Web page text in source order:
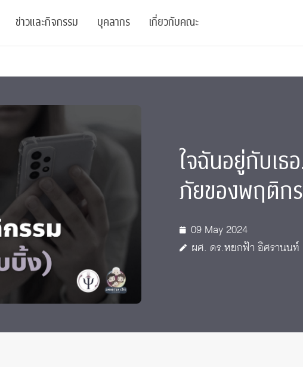
บัณฑิตศึกษา
หลักสูตรปริญญาโทและ
ปริญญาเอก
รระดับนานาชาติ
Stats Clinic
ย์สุขภาวะทางจิต
จิตวิทยาเพื่อประสิทธิภาพองค์กร
Di
Radio
ข่าวและกิจกรรม
เสวนาและบรรยายพิเศษ
โครงการอบรม
ตำแหน่งงาน
บุคลากร เกี่ยวกับคณะ
บริจาค
รายงานประจำปี
ติดต่อเรา
Intranet
ใจฉันอยู่กับเธ
ภัยของพฤติก
09 May 2024
ผศ. ดร.หยกฟ้า อิศรานนท์